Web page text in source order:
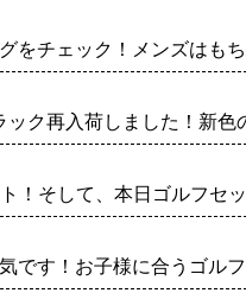
をチェック！メンズはも
ク再入荷しました！新
！そして、本日ゴルフセ
です！お子様に合うゴル